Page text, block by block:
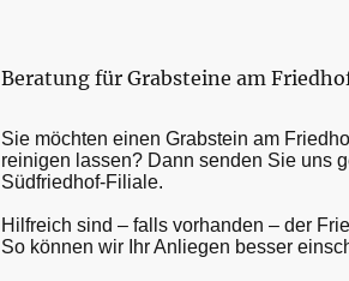
Beratung für Grabsteine am
Sie möchten einen Grabstein am
reinigen lassen? Dann senden Sie uns
Südfriedhof-Filiale.
Hilfreich sind – falls vorhanden – der
So können wir Ihr Anliegen besser